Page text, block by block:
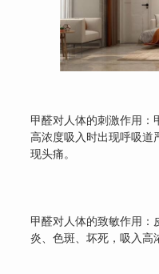
甲醛对人体的刺激作用：
高浓度吸入时出现呼吸道
现头痛。
甲醛对人体的致敏作用：
炎、色斑、坏死，吸入高